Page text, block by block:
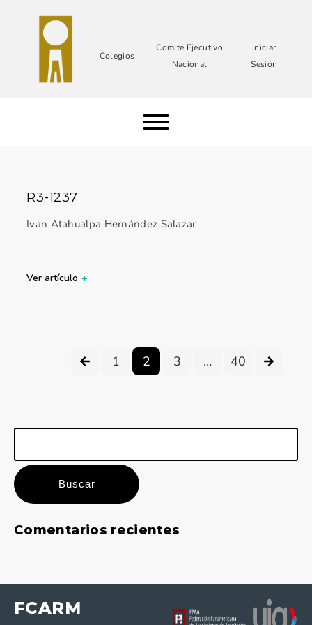
Colegios
Comite Ejecutivo
Nacional
Iniciar
Sesión
R3-1237
Ivan Atahualpa Hernández Salazar
Ver artículo +
1 2 3 … 40
Buscar:
Comentarios recientes
FCARM